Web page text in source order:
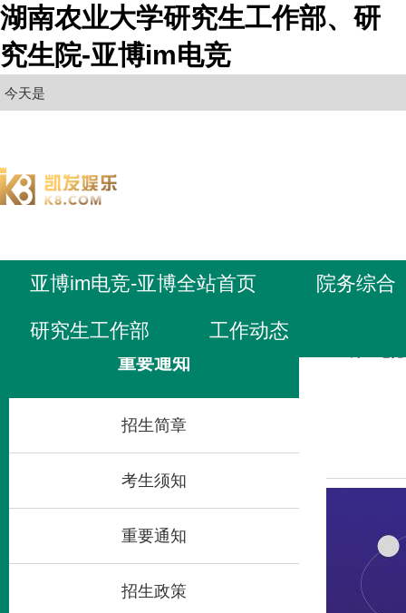
湖南农业大学研究生工作部、研
究生院-亚博im电竞
今天是
亚博im电竞-亚博全站首页 院务综合
研究生工作部 工作动态
重要通知
招生简章
考生须知
重要通知
招生政策